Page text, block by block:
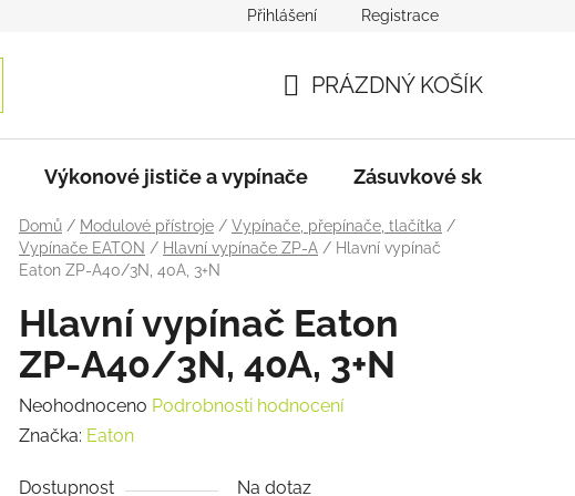
Podmínky ochrany osobních údajů
Přihlášení Registrace
KOŠÍK
PRÁZDNÝ KOŠÍK
Výkonové jističe a vypínače Zásuvkové skříně
Domů / Modulové přístroje / Vypínače, přepínače, tlačítka /
Vypínače EATON / Hlavní vypínače ZP-A / Hlavní vypínač
Eaton ZP-A40/3N, 40A, 3+N
Hlavní vypínač Eaton
ZP-A40/3N, 40A, 3+N
Průměrné
hodnocení
Neohodnoceno Podrobnosti hodnocení
Značka: Eaton
Dostupnost
Na dotaz